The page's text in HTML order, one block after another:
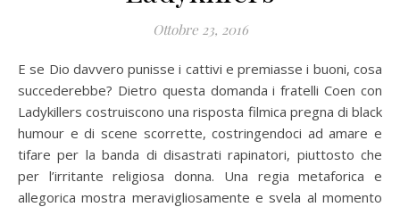
Ottobre 23, 2016
E se Dio davvero punisse i cattivi e premiasse i buoni, cosa
succederebbe? Dietro questa domanda i fratelli Coen con
Ladykillers costruiscono una risposta filmica pregna di black
humour e di scene scorrette, costringendoci ad amare e
tifare per la banda di disastrati rapinatori, piuttosto che
per l’irritante religiosa donna. Una regia metaforica e
allegorica mostra meravigliosamente e svela al momento